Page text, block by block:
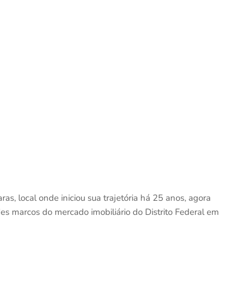
local onde iniciou sua trajetória há 25 anos, agora
marcos do mercado imobiliário do Distrito Federal em